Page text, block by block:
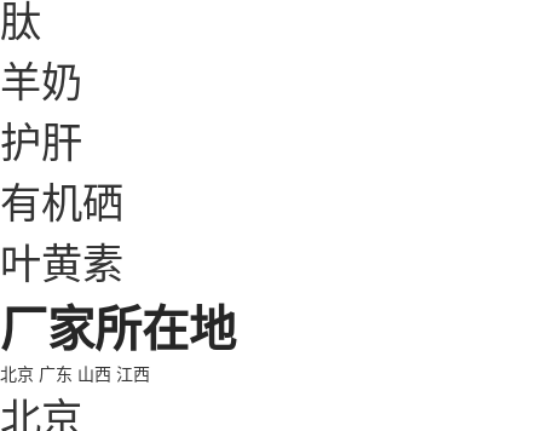
肽
羊奶
护肝
有机硒
叶黄素
厂家所在地
北京 广东 山西 江西
北京